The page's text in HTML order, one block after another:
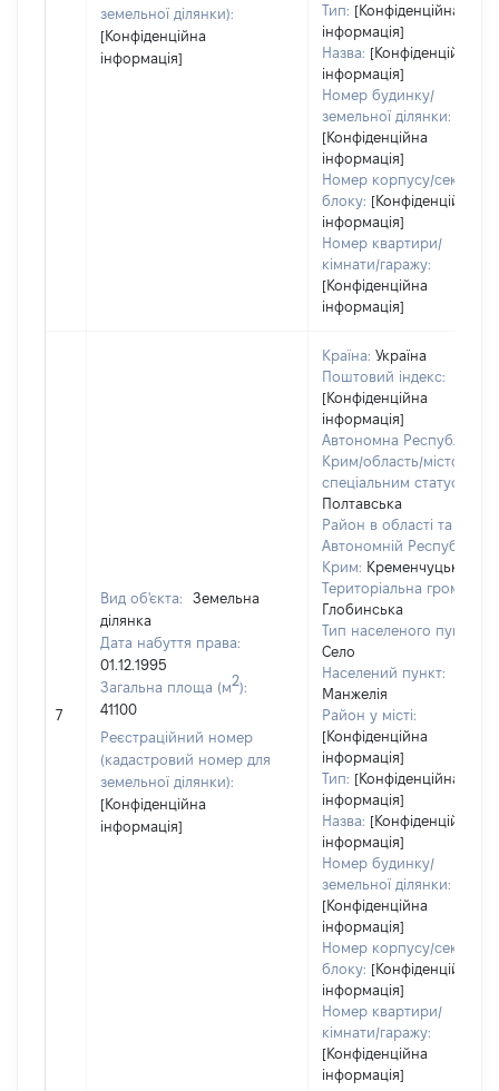
земельної ділянки):
[Конфіденційна
інформація]
Тип: [Конфіденційна
інформація]
Назва: [Конфіденційна
інформація]
Номер будинку/
земельної ділянки:
[Конфіденційна
інформація]
Номер корпусу/секції/
блоку: [Конфіденційна
інформація]
Номер квартири/
кімнати/гаражу:
[Конфіденційна
інформація]
7
Вид об'єкта:
Земельна
ділянка
Дата набуття права:
01.12.1995
Загальна площа (м2):
41100
Реєстраційний номер
(кадастровий номер для
земельної ділянки):
[Конфіденційна
інформація]
Країна: Україна
Поштовий індекс:
[Конфіденційна
інформація]
Автономна Республіка
Крим/область/місто зі
спеціальним статусом:
Полтавська
Район в області та
Автономній Республіці
Крим: Кременчуцький
Територіальна громада:
Глобинська
Тип населеного пункту:
Село
Населений пункт:
Манжелія
Район у місті:
[Конфіденційна
інформація]
Тип: [Конфіденційна
інформація]
Назва: [Конфіденційна
інформація]
Номер будинку/
земельної ділянки:
[Конфіденційна
інформація]
Номер корпусу/секції/
блоку: [Конфіденційна
інформація]
Номер квартири/
кімнати/гаражу:
[Конфіденційна
інформація]